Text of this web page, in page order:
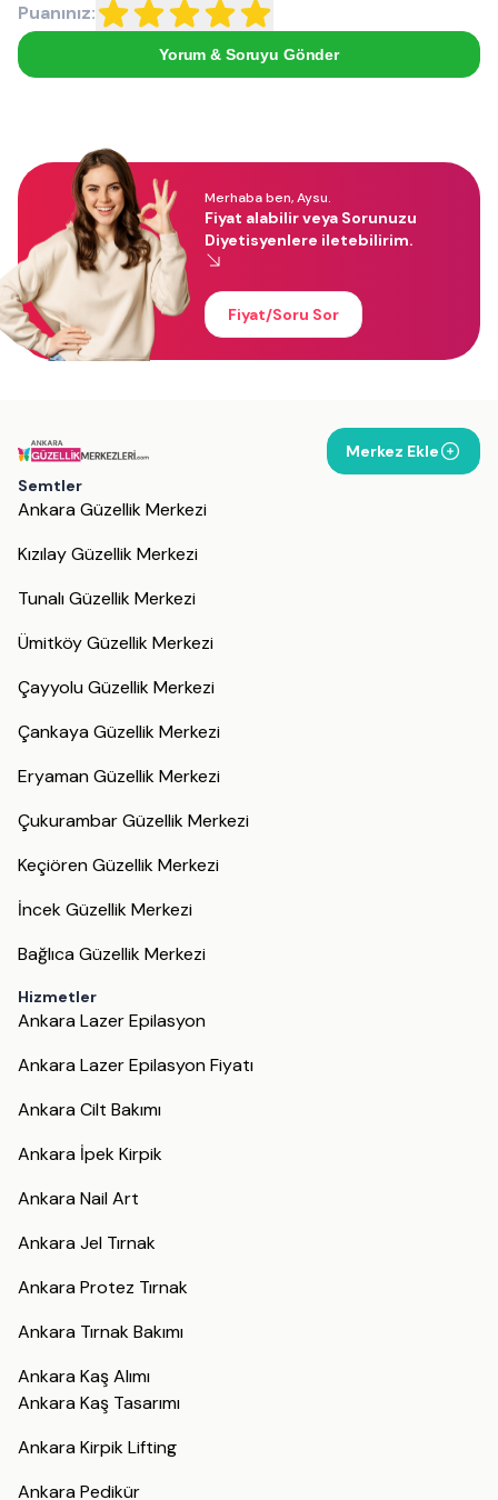
Puanınız:
Yorum & Soruyu Gönder
Merhaba ben, Aysu.
Fiyat alabilir veya Sorunuzu
Diyetisyenlere iletebilirim.
Fiyat/Soru Sor
Merkez Ekle
Semtler
Ankara Güzellik Merkezi
Kızılay Güzellik Merkezi
Tunalı Güzellik Merkezi
Ümitköy Güzellik Merkezi
Çayyolu Güzellik Merkezi
Çankaya Güzellik Merkezi
Eryaman Güzellik Merkezi
Çukurambar Güzellik Merkezi
Keçiören Güzellik Merkezi
İncek Güzellik Merkezi
Bağlıca Güzellik Merkezi
Hizmetler
Ankara Lazer Epilasyon
Ankara Lazer Epilasyon Fiyatı
Ankara Cilt Bakımı
Ankara İpek Kirpik
Ankara Nail Art
Ankara Jel Tırnak
Ankara Protez Tırnak
Ankara Tırnak Bakımı
Ankara Kaş Alımı
Ankara Kaş Tasarımı
Ankara Kirpik Lifting
Ankara Pedikür